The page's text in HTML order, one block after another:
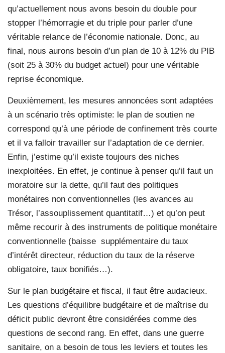
qu’actuellement nous avons besoin du double pour
stopper l’hémorragie et du triple pour parler d’une
véritable relance de l’économie nationale. Donc, au
final, nous aurons besoin d’un plan de 10 à 12% du PIB
(soit 25 à 30% du budget actuel) pour une véritable
reprise économique.
Deuxièmement, les mesures annoncées sont adaptées
à un scénario très optimiste: le plan de soutien ne
correspond qu’à une période de confinement très courte
et il va falloir travailler sur l’adaptation de ce dernier.
Enfin, j’estime qu’il existe toujours des niches
inexploitées. En effet, je continue à penser qu’il faut un
moratoire sur la dette, qu’il faut des politiques
monétaires non conventionnelles (les avances au
Trésor, l’assouplissement quantitatif…) et qu’on peut
même recourir à des instruments de politique monétaire
conventionnelle (baisse supplémentaire du taux
d’intérêt directeur, réduction du taux de la réserve
obligatoire, taux bonifiés…).
Sur le plan budgétaire et fiscal, il faut être audacieux.
Les questions d’équilibre budgétaire et de maîtrise du
déficit public devront être considérées comme des
questions de second rang. En effet, dans une guerre
sanitaire, on a besoin de tous les leviers et toutes les